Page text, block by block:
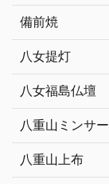
備前焼
八女提灯
八女福島仏壇
八重山ミンサー
八重山上布